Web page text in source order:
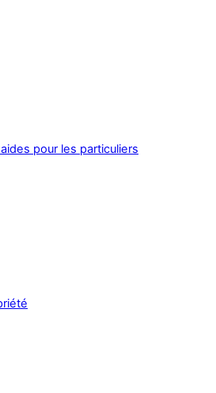
pour les particuliers